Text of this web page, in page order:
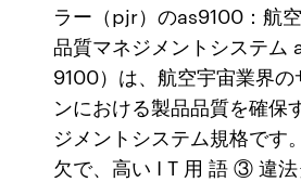
ラー（pjr）のas9100：航
品質マネジメントシステム
9100）は、航空宇宙業界
ンにおける製品品質を確保
ジメントシステム規格です
欠で、高い I T 用 語 ③ 違